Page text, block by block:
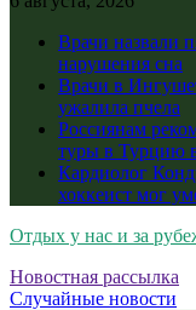
Врачи назвали
нарушения сна
Врачи в
ужалила пчела
Россиянам
туры в Турцию
Кардиолог
хоккеист мог
Отдых у нас и за
Новостная рассылка
Случайные новости